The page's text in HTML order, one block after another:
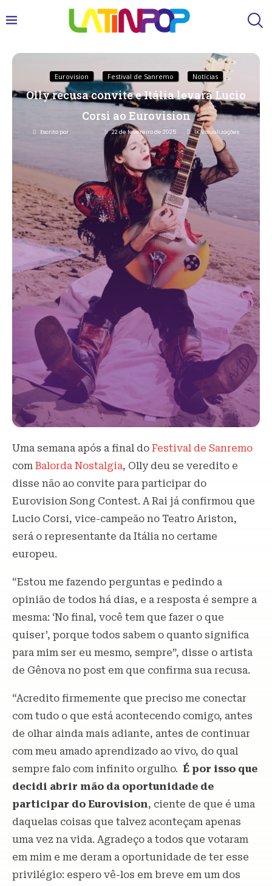
Eurovision Festival de Sanremo Notícias
Olly recusa convite e Itália levará Lucio
Corsi ao Eurovision
Escrito por 22 de fevereiro de 2025 1KVisualizações
Uma semana após a final do Festival de Sanremo
com Balorda Nostalgia, Olly deu se veredito e
disse não ao convite para participar do
Eurovision Song Contest. A Rai já confirmou que
Lucio Corsi, vice-campeão no Teatro Ariston,
será o representante da Itália no certame
europeu.
“Estou me fazendo perguntas e pedindo a
opinião de todos há dias, e a resposta é sempre a
mesma: ‘No final, você tem que fazer o que
quiser’, porque todos sabem o quanto significa
para mim ser eu mesmo, sempre”, disse o artista
de Gênova no post em que confirma sua recusa.
“Acredito firmemente que preciso me conectar
com tudo o que está acontecendo comigo, antes
de olhar ainda mais adiante, antes de continuar
com meu amado aprendizado ao vivo, do qual
sempre falo com infinito orgulho. É por isso que
decidi abrir mão da oportunidade de
participar do Eurovision, ciente de que é uma
daquelas coisas que talvez aconteçam apenas
uma vez na vida. Agradeço a todos que votaram
em mim e me deram a oportunidade de ter esse
privilégio: espero vê-los em breve em um dos